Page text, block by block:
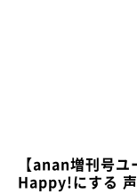
【anan増刊号
Happy!にする 声